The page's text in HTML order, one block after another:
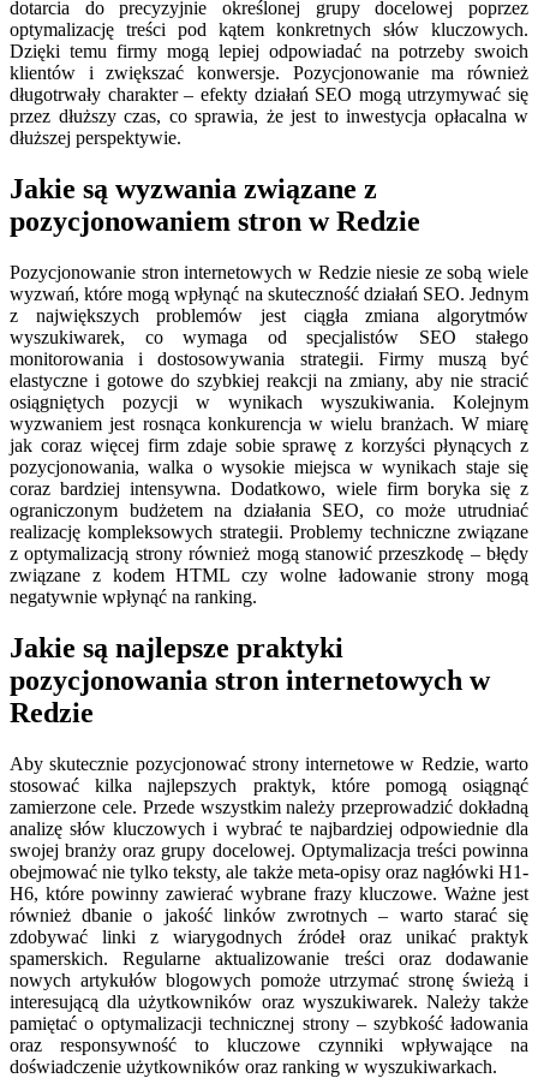
dotarcia do precyzyjnie określonej grupy docelowej poprzez
optymalizację treści pod kątem konkretnych słów kluczowych.
Dzięki temu firmy mogą lepiej odpowiadać na potrzeby swoich
klientów i zwiększać konwersje. Pozycjonowanie ma również
długotrwały charakter – efekty działań SEO mogą utrzymywać się
przez dłuższy czas, co sprawia, że jest to inwestycja opłacalna w
dłuższej perspektywie.
Jakie są wyzwania związane z
pozycjonowaniem stron w Redzie
Pozycjonowanie stron internetowych w Redzie niesie ze sobą wiele
wyzwań, które mogą wpłynąć na skuteczność działań SEO. Jednym
z największych problemów jest ciągła zmiana algorytmów
wyszukiwarek, co wymaga od specjalistów SEO stałego
monitorowania i dostosowywania strategii. Firmy muszą być
elastyczne i gotowe do szybkiej reakcji na zmiany, aby nie stracić
osiągniętych pozycji w wynikach wyszukiwania. Kolejnym
wyzwaniem jest rosnąca konkurencja w wielu branżach. W miarę
jak coraz więcej firm zdaje sobie sprawę z korzyści płynących z
pozycjonowania, walka o wysokie miejsca w wynikach staje się
coraz bardziej intensywna. Dodatkowo, wiele firm boryka się z
ograniczonym budżetem na działania SEO, co może utrudniać
realizację kompleksowych strategii. Problemy techniczne związane
z optymalizacją strony również mogą stanowić przeszkodę – błędy
związane z kodem HTML czy wolne ładowanie strony mogą
negatywnie wpłynąć na ranking.
Jakie są najlepsze praktyki
pozycjonowania stron internetowych w
Redzie
Aby skutecznie pozycjonować strony internetowe w Redzie, warto
stosować kilka najlepszych praktyk, które pomogą osiągnąć
zamierzone cele. Przede wszystkim należy przeprowadzić dokładną
analizę słów kluczowych i wybrać te najbardziej odpowiednie dla
swojej branży oraz grupy docelowej. Optymalizacja treści powinna
obejmować nie tylko teksty, ale także meta-opisy oraz nagłówki H1-
H6, które powinny zawierać wybrane frazy kluczowe. Ważne jest
również dbanie o jakość linków zwrotnych – warto starać się
zdobywać linki z wiarygodnych źródeł oraz unikać praktyk
spamerskich. Regularne aktualizowanie treści oraz dodawanie
nowych artykułów blogowych pomoże utrzymać stronę świeżą i
interesującą dla użytkowników oraz wyszukiwarek. Należy także
pamiętać o optymalizacji technicznej strony – szybkość ładowania
oraz responsywność to kluczowe czynniki wpływające na
doświadczenie użytkowników oraz ranking w wyszukiwarkach.